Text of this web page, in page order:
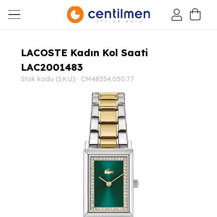
LACOSTE Kadın Kol Saati
LAC2001483
Stok kodu (SKU): CM48354.050.77